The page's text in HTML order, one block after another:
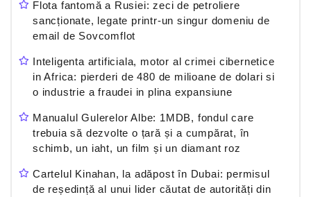
Flota fantomă a Rusiei: zeci de petroliere
sancționate, legate printr-un singur domeniu de
email de Sovcomflot
Inteligenta artificiala, motor al crimei cibernetice
in Africa: pierderi de 480 de milioane de dolari si
o industrie a fraudei in plina expansiune
Manualul Gulerelor Albe: 1MDB, fondul care
trebuia să dezvolte o țară și a cumpărat, în
schimb, un iaht, un film și un diamant roz
Cartelul Kinahan, la adăpost în Dubai: permisul
de reședință al unui lider căutat de autorități din